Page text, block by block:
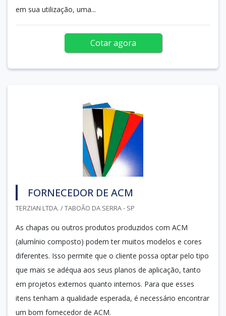
em sua utilização, uma...
Cotar agora
FORNECEDOR DE ACM
TERZIAN LTDA. / TABOÃO DA SERRA - SP
As chapas ou outros produtos produzidos com ACM
(alumínio composto) podem ter muitos modelos e cores
diferentes. Isso permite que o cliente possa optar pelo tipo
que mais se adéqua aos seus planos de aplicação, tanto
em projetos externos quanto internos. Para que esses
itens tenham a qualidade esperada, é necessário encontrar
um bom fornecedor de ACM.